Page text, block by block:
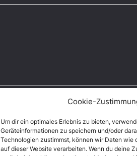
Cookie-
Um dir ein optimales Erlebnis zu bieten,
Geräteinformationen zu speichern und/oder
Technologien zustimmst, können wir Daten wie
auf dieser Website verarbeiten. Wenn du deine